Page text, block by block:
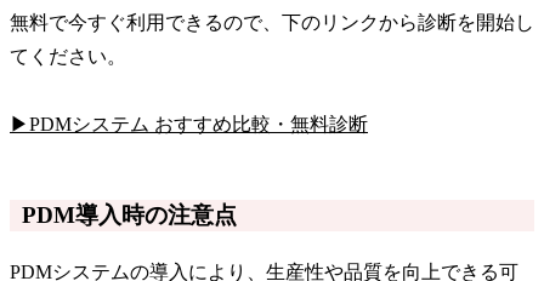
無料で今すぐ利用できるので、下のリンクから診断を開始し
てください。
▶PDMシステム おすすめ比較・無料診断
PDM導入時の注意点
PDMシステムの導入により、生産性や品質を向上できる可